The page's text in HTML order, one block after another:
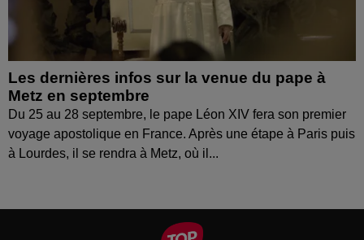
Les dernières infos sur la venue du pape à
Metz en septembre
Du 25 au 28 septembre, le pape Léon XIV fera son premier
voyage apostolique en France. Après une étape à Paris puis
à Lourdes, il se rendra à Metz, où il...